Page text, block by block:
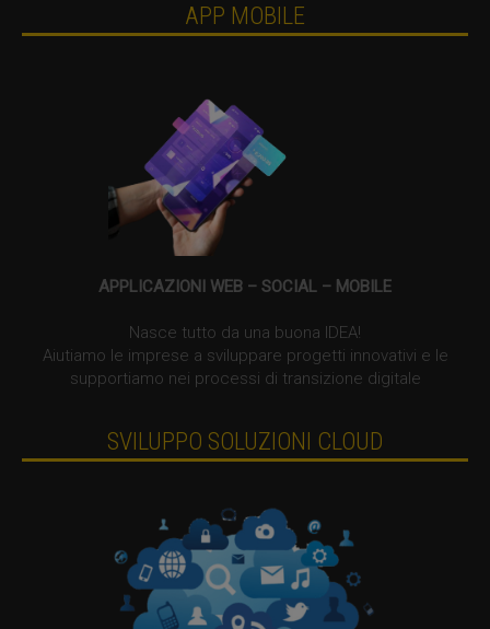
APP MOBILE
APPLICAZIONI WEB – SOCIAL – MOBILE
Nasce tutto da una buona IDEA!
Aiutiamo le imprese a sviluppare progetti innovativi e le
supportiamo nei processi di transizione digitale
SVILUPPO SOLUZIONI CLOUD